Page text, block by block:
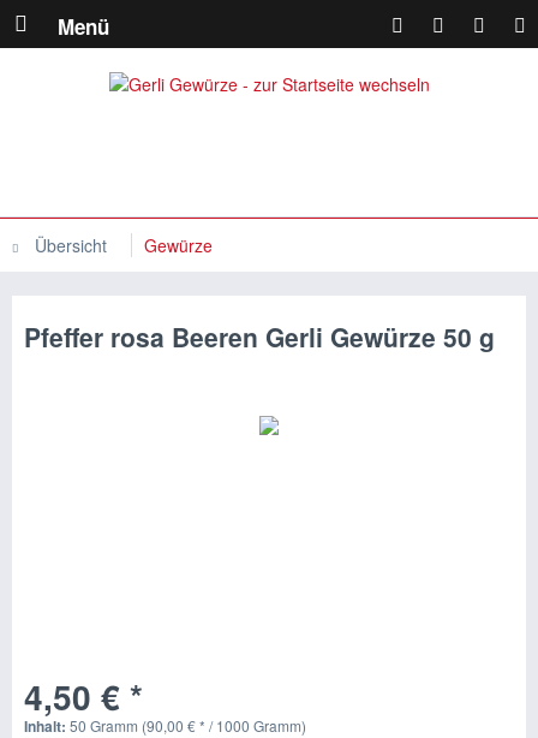
Menü
Übersicht Gewürze
Pfeffer rosa Beeren Gerli Gewürze 50 g
4,50 € *
Inhalt: 50 Gramm (90,00 € * / 1000 Gramm)